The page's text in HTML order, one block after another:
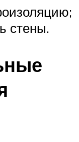
стены.